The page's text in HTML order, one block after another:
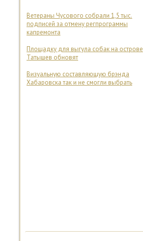
Ветераны Чусового собрали 1,5 тыс.
подписей за отмену регпрограммы
капремонта
Площадку для выгула собак на острове
Татышев обновят
Визуальную составляющую брэнда
Хабаровска так и не смогли выбрать